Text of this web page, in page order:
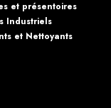
et présentoires
Industriels
et Nettoyants